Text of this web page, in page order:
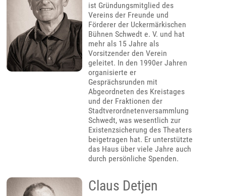
ist Gründungsmitglied des
Vereins der Freunde und
Förderer der Uckermärkischen
Bühnen Schwedt e. V. und hat
mehr als 15 Jahre als
Vorsitzender den Verein
geleitet. In den 1990er Jahren
organisierte er
Gesprächsrunden mit
Abgeordneten des Kreistages
und der Fraktionen der
Stadtverordnetenversammlung
Schwedt, was wesentlich zur
Existenzsicherung des Theaters
beigetragen hat. Er unterstützte
das Haus über viele Jahre auch
durch persönliche Spenden.
Claus Detjen